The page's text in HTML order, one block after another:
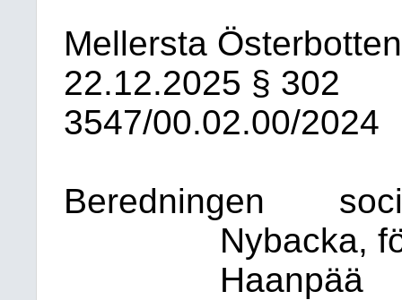
Mellersta
22.12.2025 § 302
3547/00.02.00/2024
Beredningen
Nybacka,
Haanpää